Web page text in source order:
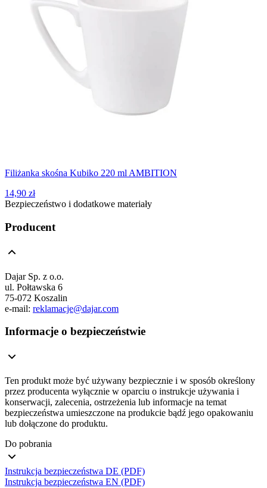
Filiżanka skośna Kubiko 220 ml AMBITION
14,90 zł
Bezpieczeństwo i dodatkowe materiały
Producent
Dajar Sp. z o.o.
ul. Połtawska 6
75-072 Koszalin
e-mail: reklamacje@dajar.com
Informacje o bezpieczeństwie
Ten produkt może być używany bezpiecznie i w sposób określony
przez producenta wyłącznie w oparciu o instrukcje używania i
konserwacji, zalecenia, ostrzeżenia lub informacje na temat
bezpieczeństwa umieszczone na produkcie bądź jego opakowaniu
lub dołączone do produktu.
Do pobrania
Instrukcja bezpieczeństwa DE (PDF)
Instrukcja bezpieczeństwa EN (PDF)